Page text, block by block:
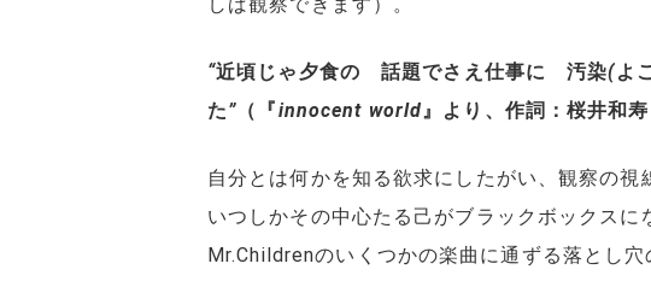
“近頃じゃ夕食の 話題でさえ仕事に 汚染(よ
た” （『innocent world』より、作詞：桜井和寿
自分とは何かを知る欲求にしたがい、観察の
いつしかその中心たる己がブラックボックス
Mr.Childrenのいくつかの楽曲に通ずる落とし穴